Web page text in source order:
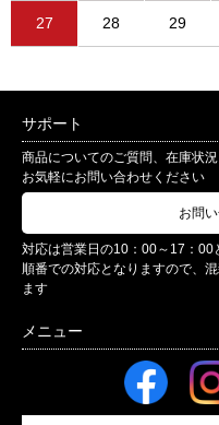
27 28 29
サポート
商品についてのご質問、在庫状
お気軽にお問い合わせください
お問
対応は営業日の10：00～17：00
順番での対応となりますので、
ます